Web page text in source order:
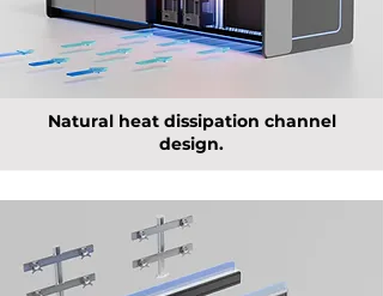
Natural heat dissipation channel
design.